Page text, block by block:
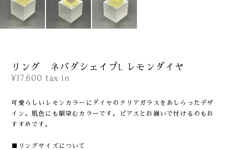
リング ネバダシェイプL レモンダイヤ
¥17,600 tax in
可愛らしいレモンカラーにダイヤのクリアガラスをあしらったデザ
イン。肌色にも馴染むカラーです。ピアスとお揃いで付けるのもお
すすめです。
■リングサイズについて